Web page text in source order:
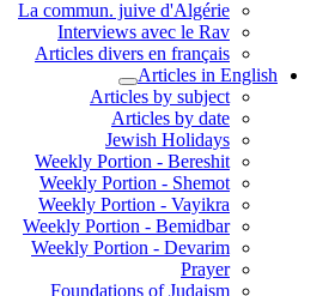
La commun. juive d'Algérie
Interviews avec le Rav
Articles divers en français
Articles in English
Articles by subject
Articles by date
Jewish Holidays
Weekly Portion - Bereshit
Weekly Portion - Shemot
Weekly Portion - Vayikra
Weekly Portion - Bemidbar
Weekly Portion - Devarim
Prayer
Foundations of Judaism